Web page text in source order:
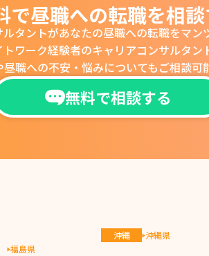
で昼職への転職を相談
タントがあなたの昼職への転職をマン
ワーク経験者のキャリアコンサルタン
昼職への不安・悩みについてもご相談可
無料で相談する
福島県
沖縄 沖縄県